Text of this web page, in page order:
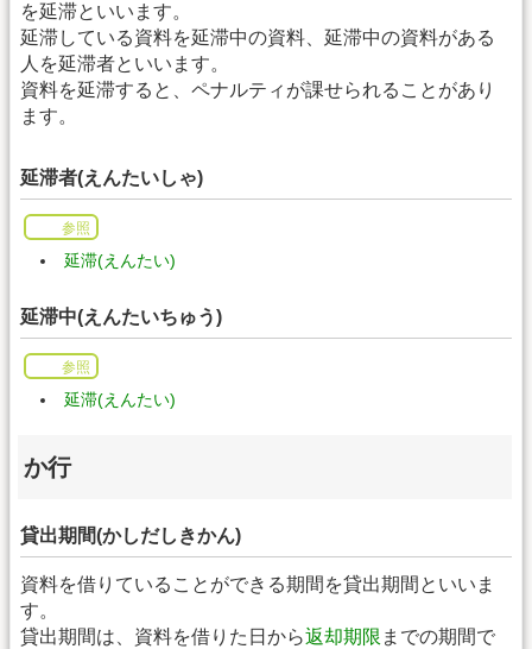
を延滞といいます。
延滞している資料を延滞中の資料、延滞中の資料がある
人を延滞者といいます。
資料を延滞すると、ペナルティが課せられることがあり
ます。
延滞者(えんたいしゃ)
参照
延滞(えんたい)
延滞中(えんたいちゅう)
参照
延滞(えんたい)
か行
貸出期間(かしだしきかん)
資料を借りていることができる期間を貸出期間といいま
す。
貸出期間は、資料を借りた日から返却期限 までの期間で